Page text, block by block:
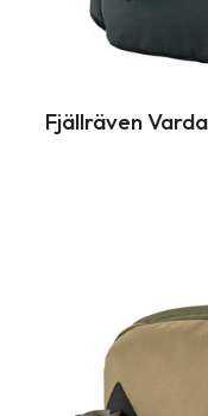
Fjällräven